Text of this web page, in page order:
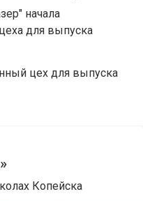
начала
для выпуска
Копейска